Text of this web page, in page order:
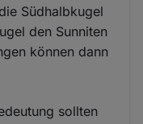
Südhalbkugel
den Sunniten
können dann
sollten